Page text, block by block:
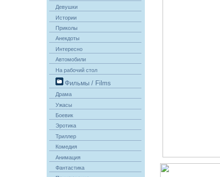
Девушки
Истории
Приколы
Анекдоты
Интересно
Автомобили
На рабочий стол
Фильмы / Films
Драма
Ужасы
Боевик
Эротика
Триллер
Комедия
Анимация
Фантастика